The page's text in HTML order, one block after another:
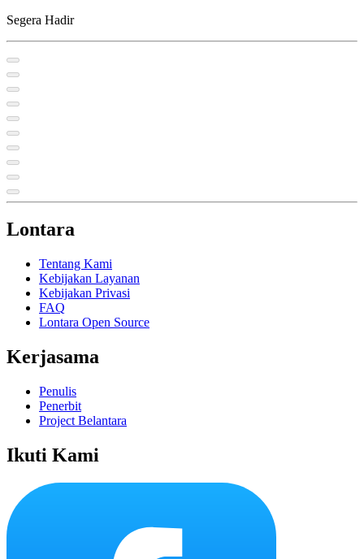
Segera Hadir
Lontara
Tentang Kami
Kebijakan Layanan
Kebijakan Privasi
FAQ
Lontara Open Source
Kerjasama
Penulis
Penerbit
Project Belantara
Ikuti Kami